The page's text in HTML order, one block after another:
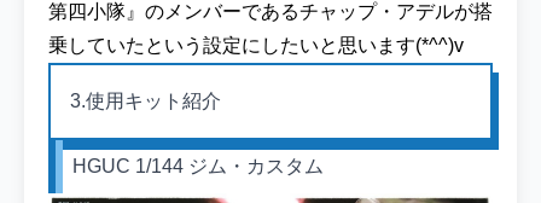
第四小隊』のメンバーであるチャップ・アデルが搭
乗していたという設定にしたいと思います(*^^)v
3.使用キット紹介
HGUC 1/144 ジム・カスタム